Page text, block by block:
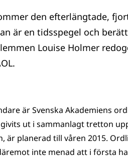
den efterlängtade,
är en tidsspegel och
Louise Holmer
är Svenska Akademiens
ut i sammanlagt tretton
är planerad till våren 2015.
inte menad att i första